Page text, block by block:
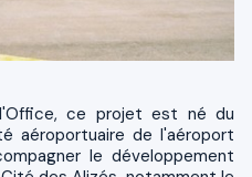
aéroportuaire de l'aéroport
le développement